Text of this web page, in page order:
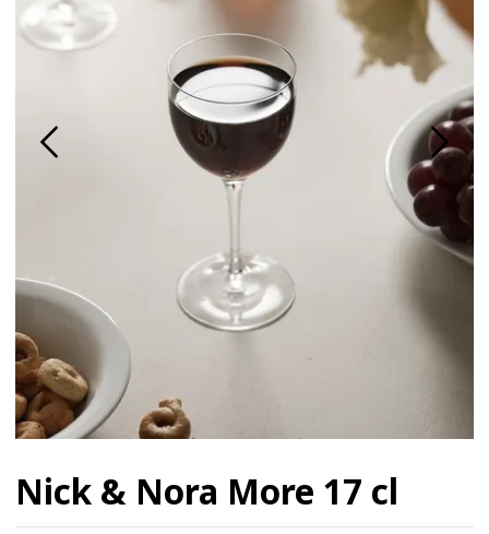
Nick & Nora More 17 cl